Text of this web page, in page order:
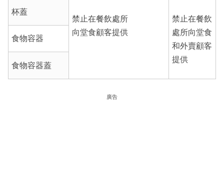
禁止在餐飲處所
向堂食顧客提供
禁止在餐飲
處所向堂食
和外賣顧客
提供
杯蓋
食物容器
食物容器蓋
廣告